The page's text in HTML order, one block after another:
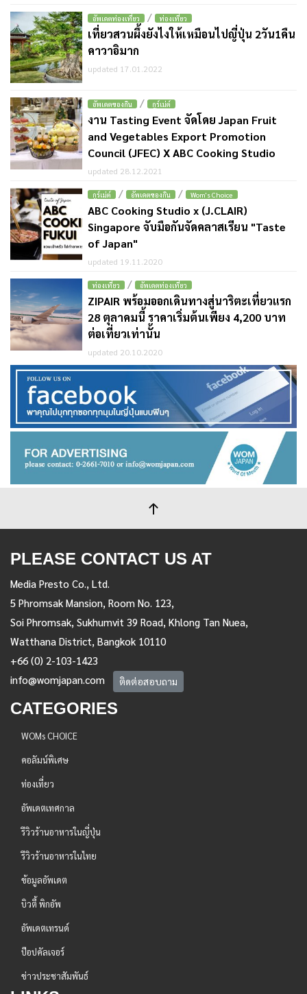
อัพเดตท่องเที่ยว / ท่องเที่ยว
เที่ยวสวนผึ้งยังไงให้เหมือนไปญี่ปุ่น 2วัน1คืน
คาวาอิมาก
updated 17.01.2022
อัพเดตของกิน / กูร์เม่ต์
งาน Tasting Event จัดโดย Japan Fruit
and Vegetables Export Promotion
Council (JFEC) X ABC Cooking Studio
updated 28.12.2021
กูร์เม่ต์ / อัพเดตของกิน / Wom's Choice
ABC Cooking Studio x (J.CLAIR)
Singapore จับมือกันจัดคลาสเรียน "Taste
of Japan"
updated 19.11.2020
ท่องเที่ยว / อัพเดตท่องเที่ยว
ZIPAIR พร้อมออกเดินทางสู่นาริตะเที่ยวแรก
28 ตุลาคมนี้ ราคาเริ่มต้นเพียง 4,200 บาท
ต่อเที่ยวเท่านั้น
updated 20.10.2020
PLEASE CONTACT US AT
Media Presto Co., Ltd.
5 Phromsak Mansion, Room No. 123,
Soi Phromsak, Sukhumvit 39 Road, Khlong Tan Nuea,
Watthana District, Bangkok 10110
+66 (0) 2-103-1423
info@womjapan.com
ติดต่อสอบถาม
CATEGORIES
WOMs CHOICE
คอลัมน์พิเศษ
ท่องเที่ยว
อัพเดตเทศกาล
รีวิวร้านอาหารในญี่ปุ่น
รีวิวร้านอาหารในไทย
ข้อมูลอัพเดต
บิวตี้ พิกอัพ
อัพเดตเทรนด์
ป๊อปคัลเจอร์
ข่าวประชาสัมพันธ์